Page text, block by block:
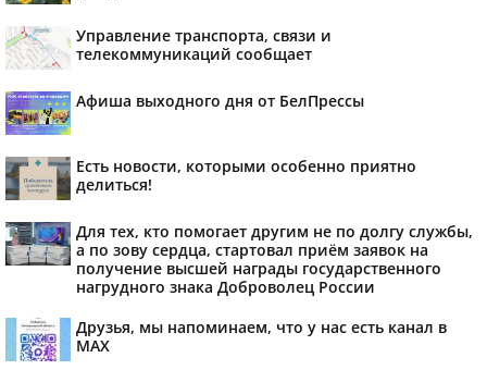
Управление транспорта, связи и
телекоммуникаций сообщает
Афиша выходного дня от БелПрессы
Есть новости, которыми особенно приятно
делиться!
Для тех, кто помогает другим не по долгу службы,
а по зову сердца, стартовал приём заявок на
получение высшей награды государственного
нагрудного знака Доброволец России
Друзья, мы напоминаем, что у нас есть канал в
МАХ